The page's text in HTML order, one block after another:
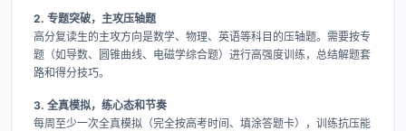
2. 专题突破，主攻压轴题
高分复读生的主攻方向是数学、物理、英语等科目的压轴题。需要按专
题（如导数、圆锥曲线、电磁学综合题）进行高强度训练，总结解题套
路和得分技巧。
3. 全真模拟，练心态和节奏
每周至少一次全真模拟（完全按高考时间、填涂答题卡），训练抗压能